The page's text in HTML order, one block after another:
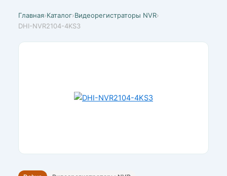
Главная›Каталог›Видеорегистраторы NVR›
DHI-NVR2104-4KS3